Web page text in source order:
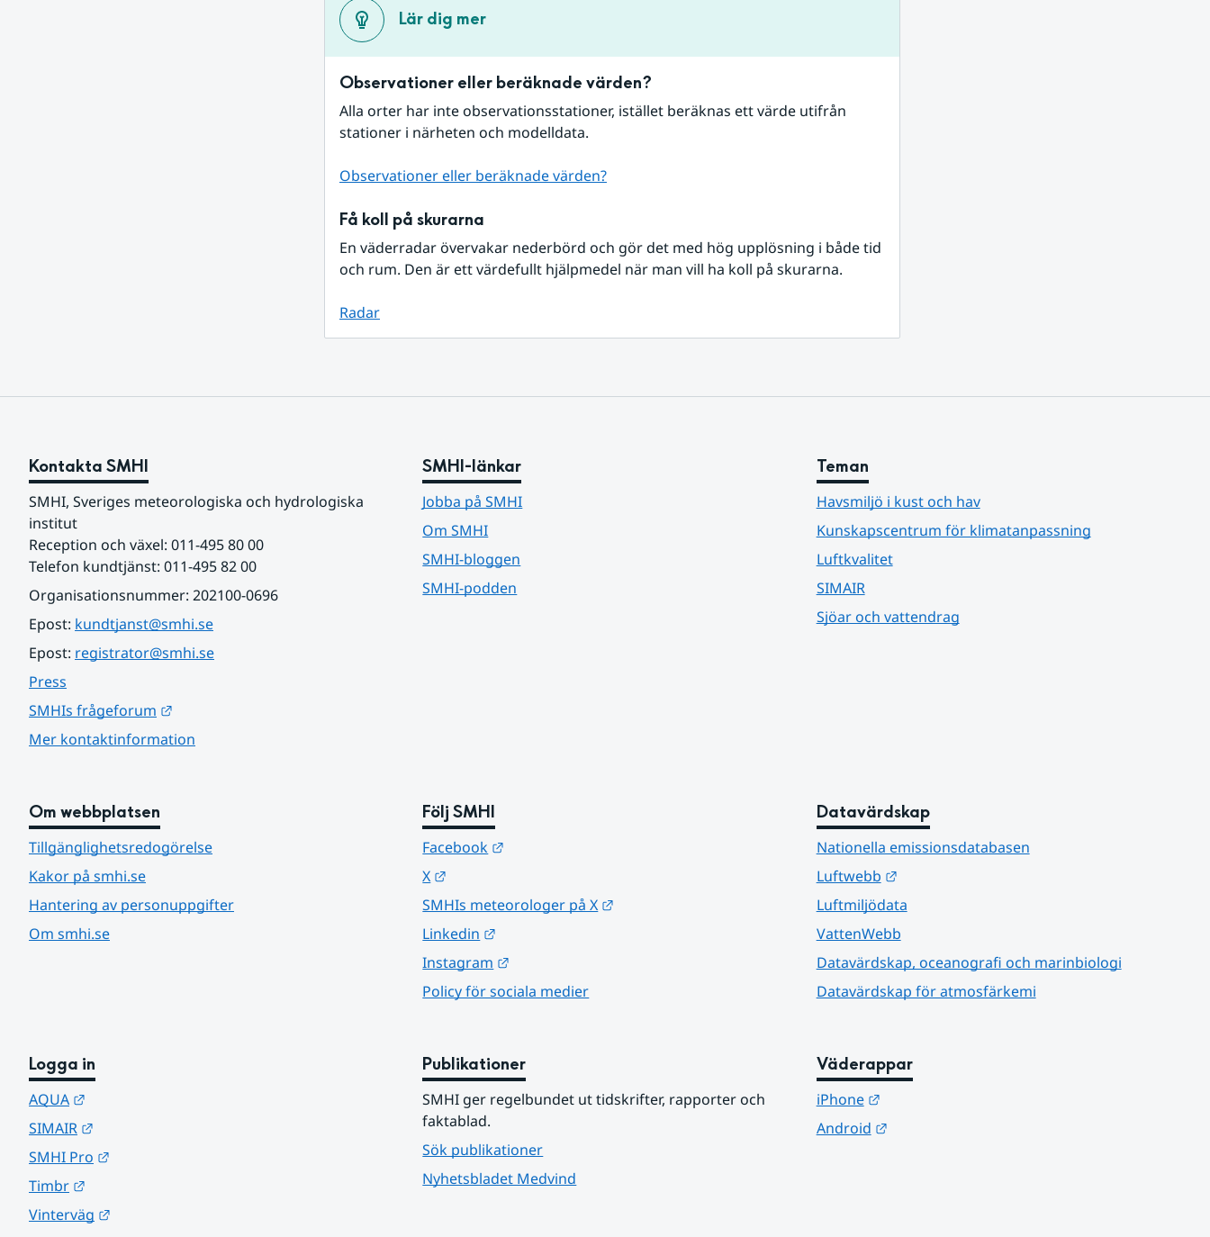
Lär dig mer
Observationer eller beräknade värden?
Alla orter har inte observationsstationer, istället beräknas ett värde utifrån
stationer i närheten och modelldata.
Observationer eller beräknade värden?
Få koll på skurarna
En väderradar övervakar nederbörd och gör det med hög upplösning i både tid
och rum. Den är ett värdefullt hjälpmedel när man vill ha koll på skurarna.
Radar
Kontakta SMHI
SMHI, Sveriges meteorologiska och hydrologiska
institut
Reception och växel: 011-495 80 00
Telefon kundtjänst: 011-495 82 00
Organisationsnummer: 202100-0696
Epost: kundtjanst@smhi.se
Epost: registrator@smhi.se
Press
SMHIs frågeforum
Mer kontaktinformation
SMHI-länkar
Jobba på SMHI
Om SMHI
SMHI-bloggen
SMHI-podden
Teman
Havsmiljö i kust och hav
Kunskapscentrum för klimatanpassning
Luftkvalitet
SIMAIR
Sjöar och vattendrag
Om webbplatsen
Tillgänglighetsredogörelse
Kakor på smhi.se
Hantering av personuppgifter
Om smhi.se
Följ SMHI
Facebook
X
SMHIs meteorologer på X
Linkedin
Instagram
Policy för sociala medier
Datavärdskap
Nationella emissionsdatabasen
Luftwebb
Länk till annan webbplats.
Luftmiljödata
VattenWebb
Datavärdskap, oceanografi och marinbiologi
Datavärdskap för atmosfärkemi
Logga in
AQUA
SIMAIR
SMHI Pro
Timbr
Vinterväg
Publikationer
SMHI ger regelbundet ut tidskrifter, rapporter och
faktablad.
Sök publikationer
Nyhetsbladet Medvind
Väderappar
iPhone
Länk till annan webbplats.
Android
Länk till annan webbplats.